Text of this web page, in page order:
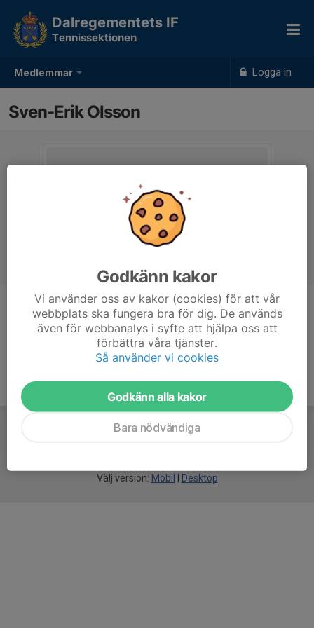
Medlemmar Logga in
Dalregementets IF
Tennissektionen
Sven-Erik Olsson
Ålder 80 år
Välj version: Mobil Desktop
Godkänn kakor
Vi använder oss av kakor (cookies) för att vår
webbplats ska fungera bra för dig. De används
även för webbanalys i syfte att hjälpa oss att
förbättra våra tjänster.
Så använder vi cookies
Godkänn alla kakor
Bara nödvändiga